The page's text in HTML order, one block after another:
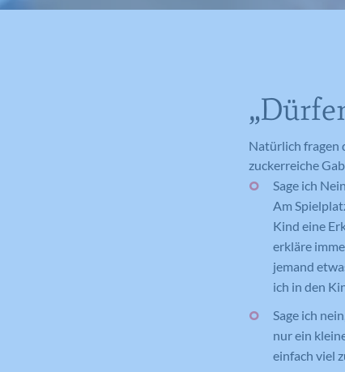
Natürlich fragen
zuckerreiche
Sage ich
Am
Kind eine
erkläre
jemand
ich in den
Sage ich
nur ein
einfach viel